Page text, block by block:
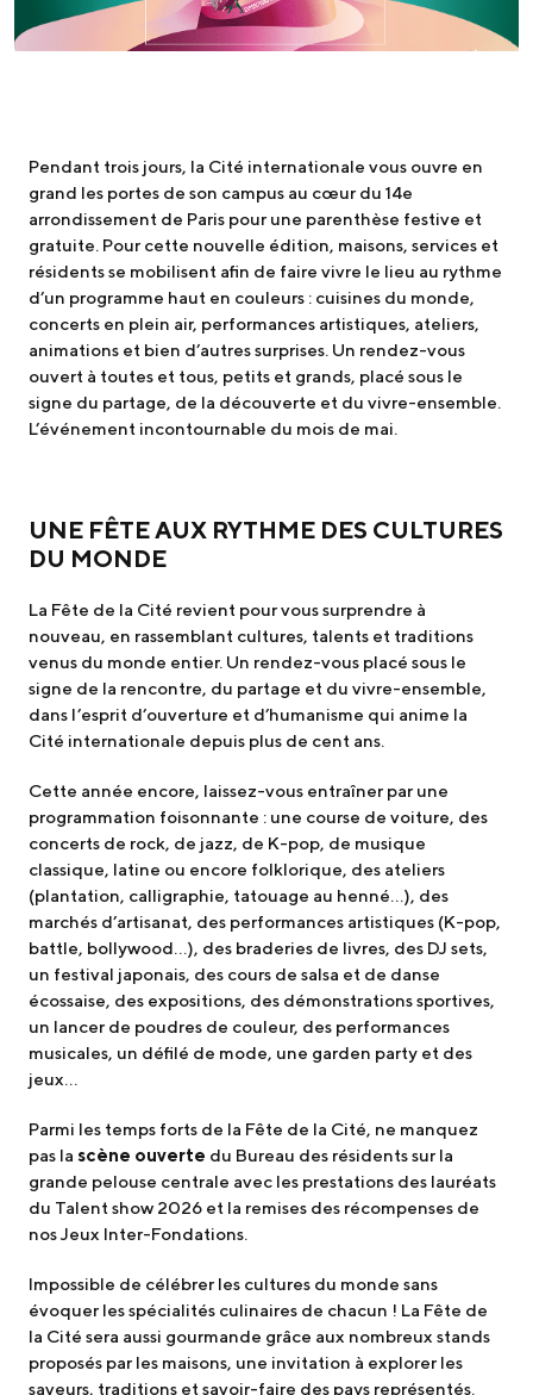
Pendant trois jours, la Cité internationale vous ouvre en
grand les portes de son campus au cœur du 14e
arrondissement de Paris pour une parenthèse festive et
gratuite. Pour cette nouvelle édition, maisons, services et
résidents se mobilisent afin de faire vivre le lieu au rythme
d’un programme haut en couleurs : cuisines du monde,
concerts en plein air, performances artistiques, ateliers,
animations et bien d’autres surprises. Un rendez-vous
ouvert à toutes et tous, petits et grands, placé sous le
signe du partage, de la découverte et du vivre-ensemble.
L’événement incontournable du mois de mai.
UNE FÊTE AUX RYTHME DES CULTURES
DU MONDE
La Fête de la Cité revient pour vous surprendre à
nouveau, en rassemblant cultures, talents et traditions
venus du monde entier. Un rendez-vous placé sous le
signe de la rencontre, du partage et du vivre-ensemble,
dans l’esprit d’ouverture et d’humanisme qui anime la
Cité internationale depuis plus de cent ans.
Cette année encore, laissez-vous entraîner par une
programmation foisonnante : une course de voiture, des
concerts de rock, de jazz, de K-pop, de musique
classique, latine ou encore folklorique, des ateliers
(plantation, calligraphie, tatouage au henné…), des
marchés d’artisanat, des performances artistiques (K-pop,
battle, bollywood…), des braderies de livres, des DJ sets,
un festival japonais, des cours de salsa et de danse
écossaise, des expositions, des démonstrations sportives,
un lancer de poudres de couleur, des performances
musicales, un défilé de mode, une garden party et des
jeux…
Parmi les temps forts de la Fête de la Cité, ne manquez
pas la scène ouverte du Bureau des résidents sur la
grande pelouse centrale avec les prestations des lauréats
du Talent show 2026 et la remises des récompenses de
nos Jeux Inter-Fondations.
Impossible de célébrer les cultures du monde sans
évoquer les spécialités culinaires de chacun ! La Fête de
la Cité sera aussi gourmande grâce aux nombreux stands
proposés par les maisons, une invitation à explorer les
saveurs, traditions et savoir-faire des pays représentés.